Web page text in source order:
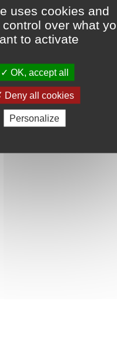
uses cookies and
over what
to activate
OK, accept all
Deny all cookies
Personalize